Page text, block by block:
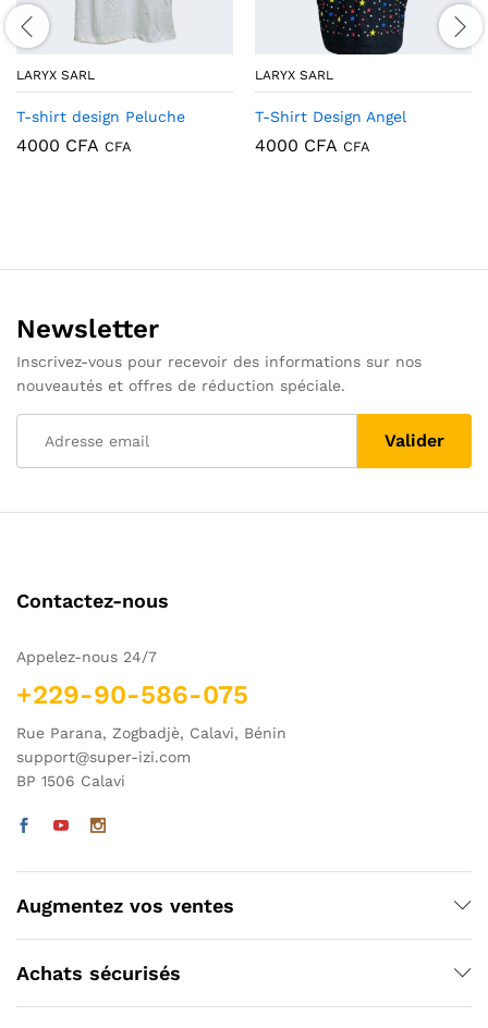
LARYX SARL
T-shirt design Peluche
4000 CFA CFA
LARYX SARL
T-Shirt Design Angel
4000 CFA CFA
Newsletter
Inscrivez-vous pour recevoir des informations sur nos
nouveautés et offres de réduction spéciale.
Contactez-nous
Appelez-nous 24/7
+229-90-586-075
Rue Parana, Zogbadjè, Calavi, Bénin
support@super-izi.com
BP 1506 Calavi
Augmentez vos ventes
Achats sécurisés